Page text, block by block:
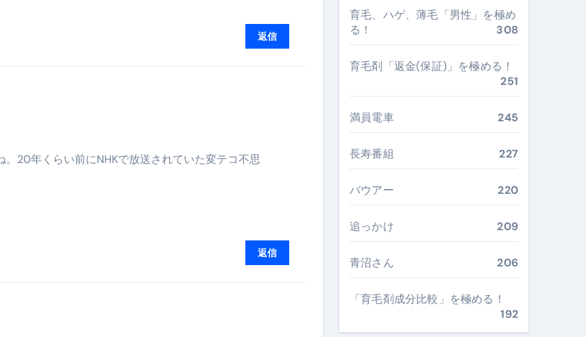
らどうなるのか？ #ダイエット #プロテイン #痩せる
｜シンサレート・羽毛・人工羽毛・調温・吸湿発熱…あなたの寝室に最適解を出す快眠ガイド
セール＆セット割完全攻略ガイド｜海外・国内旅行を最安値で実現する究極の旅術
スト（IN MIST）とは何か──「飲む」という行為を再定義する新しいサプリ体験
る方法――「ただのイベント」を一生の思い出に変える完全ガイドブック
マホ対応・防寒・撥水・作業用（ニトリル/ビニール）まで目的別に失敗しない
のやさしさ・防水・充電方式まで失敗しない選び方
返信
20年くらい前にNHKで放送されていた変テコ不思
返信
育毛、ハゲ、薄毛「男性」を極め
る！
308
育毛剤「返金(保証)」を極める！
251
満員電車 245
長寿番組 227
バウアー 220
追っかけ 209
青沼さん 206
「育毛剤成分比較」を極める！
192